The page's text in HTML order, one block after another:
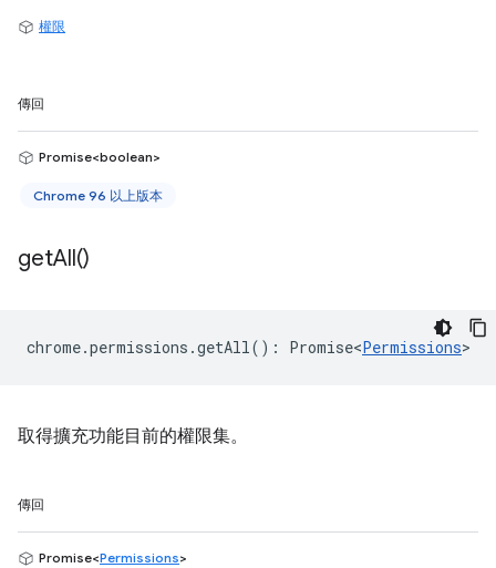
權限
傳回
Promise<boolean>
Chrome 96 以上版本
getAll()
chrome.permissions .getAll () : Promise<Permissions>
取得擴充功能目前的權限集。
傳回
Promise<Permissions>